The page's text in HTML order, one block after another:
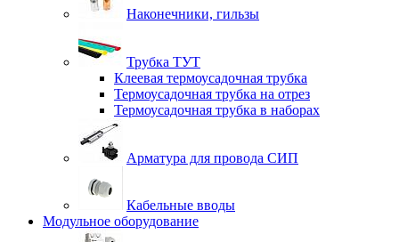
Наконечники, гильзы
Трубка ТУТ
Клеевая термоусадочная трубка
Термоусадочная трубка на отрез
Термоусадочная трубка в наборах
Арматура для провода СИП
Кабельные вводы
Модульное оборудование